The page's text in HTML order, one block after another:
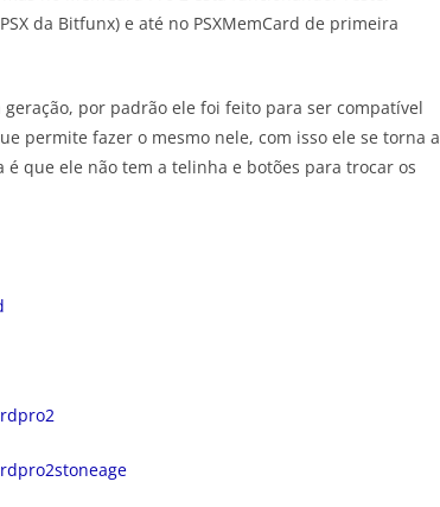
da Bitfunx) e até no PSXMemCard de primeira
por padrão ele foi feito para ser compatível
permite fazer o mesmo nele, com isso ele se torna a
que ele não tem a telinha e botões para trocar os